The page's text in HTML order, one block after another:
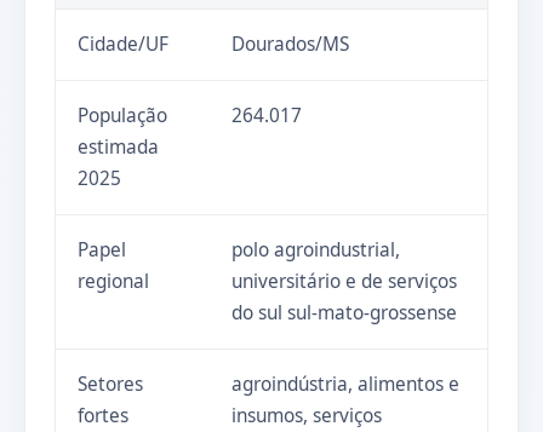
Cidade/UF Dourados/MS
População
estimada
2025
264.017
Papel
regional
polo agroindustrial,
universitário e de serviços
do sul sul-mato-grossense
Setores
fortes
agroindústria, alimentos e
insumos, serviços